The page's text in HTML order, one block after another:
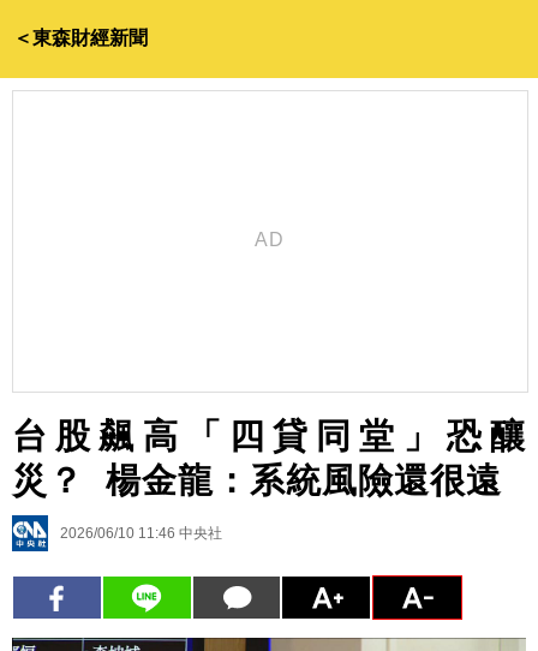
＜東森財經新聞
台股飆高「四貸同堂」恐釀
災？ 楊金龍：系統風險還很遠
2026/06/10 11:46 中央社